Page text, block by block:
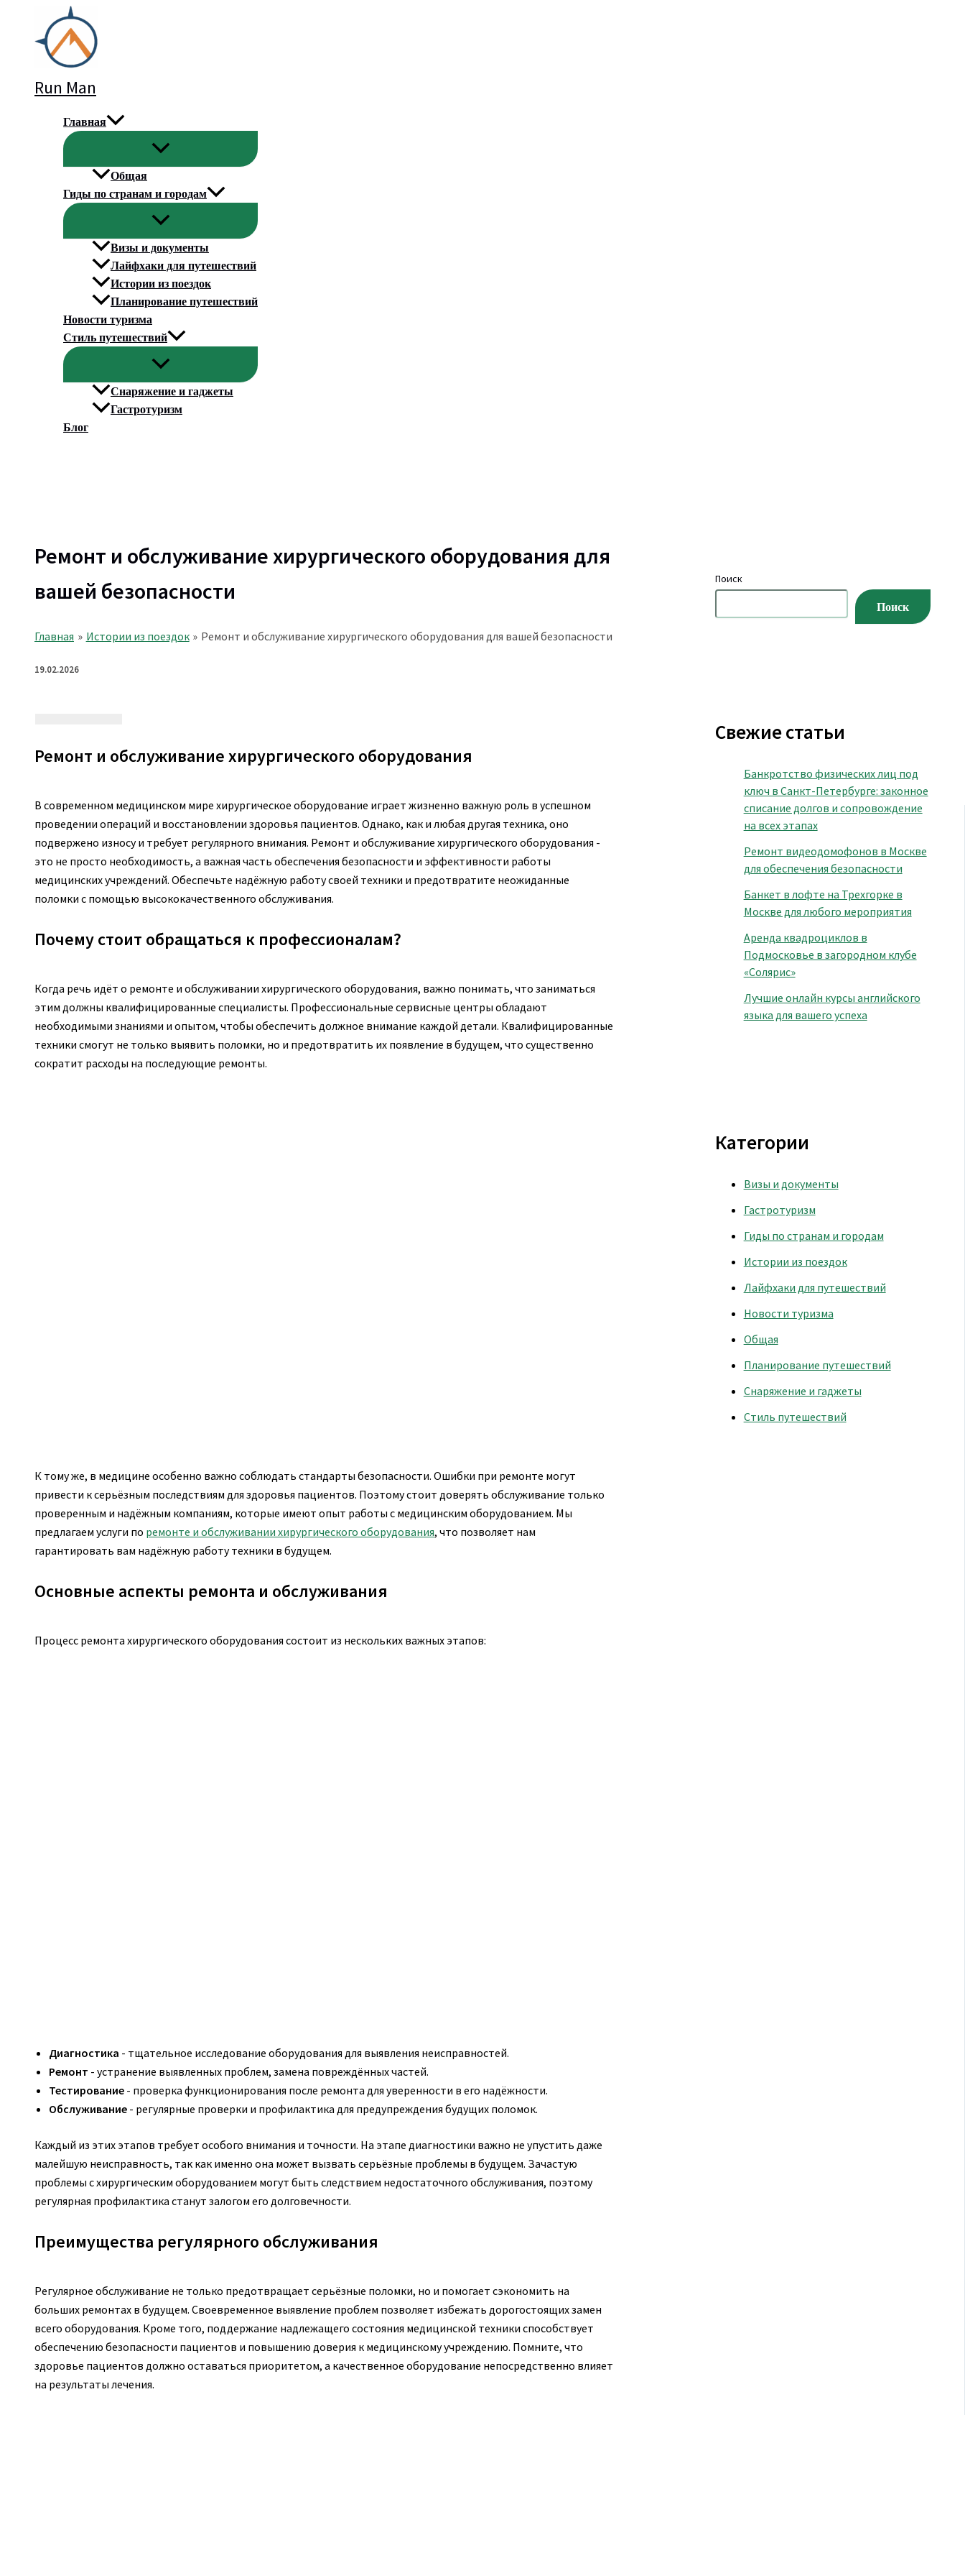
содержимому
Run Man
Главная
Общая
Гиды по странам и городам
Визы и документы
Лайфхаки для путешествий
Истории из поездок
Планирование путешествий
Новости туризма
Стиль путешествий
Снаряжение и гаджеты
Гастротуризм
Блог
Ремонт и обслуживание хирургического оборудования для
вашей безопасности
Главная Истории из поездок Ремонт и обслуживание хирургического оборудования для вашей безопасности
19.02.2026
Ремонт и обслуживание хирургического оборудования
В современном медицинском мире хирургическое оборудование играет жизненно важную роль в успешном
проведении операций и восстановлении здоровья пациентов. Однако, как и любая другая техника, оно
подвержено износу и требует регулярного внимания. Ремонт и обслуживание хирургического оборудования -
это не просто необходимость, а важная часть обеспечения безопасности и эффективности работы
медицинских учреждений. Обеспечьте надёжную работу своей техники и предотвратите неожиданные
поломки с помощью высококачественного обслуживания.
Почему стоит обращаться к профессионалам?
Когда речь идёт о ремонте и обслуживании хирургического оборудования, важно понимать, что заниматься
этим должны квалифицированные специалисты. Профессиональные сервисные центры обладают
необходимыми знаниями и опытом, чтобы обеспечить должное внимание каждой детали. Квалифицированные
техники смогут не только выявить поломки, но и предотвратить их появление в будущем, что существенно
сократит расходы на последующие ремонты.
К тому же, в медицине особенно важно соблюдать стандарты безопасности. Ошибки при ремонте могут
привести к серьёзным последствиям для здоровья пациентов. Поэтому стоит доверять обслуживание только
проверенным и надёжным компаниям, которые имеют опыт работы с медицинским оборудованием. Мы
предлагаем услуги по ремонте и обслуживании хирургического оборудования, что позволяет нам
гарантировать вам надёжную работу техники в будущем.
Основные аспекты ремонта и обслуживания
Процесс ремонта хирургического оборудования состоит из нескольких важных этапов:
Диагностика - тщательное исследование оборудования для выявления неисправностей.
Ремонт - устранение выявленных проблем, замена повреждённых частей.
Тестирование - проверка функционирования после ремонта для уверенности в его надёжности.
Обслуживание - регулярные проверки и профилактика для предупреждения будущих поломок.
Каждый из этих этапов требует особого внимания и точности. На этапе диагностики важно не упустить даже
малейшую неисправность, так как именно она может вызвать серьёзные проблемы в будущем. Зачастую
проблемы с хирургическим оборудованием могут быть следствием недостаточного обслуживания, поэтому
регулярная профилактика станут залогом его долговечности.
Преимущества регулярного обслуживания
Регулярное обслуживание не только предотвращает серьёзные поломки, но и помогает сэкономить на
больших ремонтах в будущем. Своевременное выявление проблем позволяет избежать дорогостоящих замен
всего оборудования. Кроме того, поддержание надлежащего состояния медицинской техники способствует
обеспечению безопасности пациентов и повышению доверия к медицинскому учреждению. Помните, что
здоровье пациентов должно оставаться приоритетом, а качественное оборудование непосредственно влияет
на результаты лечения.
Поиск
Поиск
Свежие статьи
Банкротство физических лиц под
ключ в Санкт-Петербурге: законное
списание долгов и сопровождение
на всех этапах
Ремонт видеодомофонов в Москве
для обеспечения безопасности
Банкет в лофте на Трехгорке в
Москве для любого мероприятия
Аренда квадроциклов в
Подмосковье в загородном клубе
«Солярис»
Лучшие онлайн курсы английского
языка для вашего успеха
Категории
Визы и документы
Гастротуризм
Гиды по странам и городам
Истории из поездок
Лайфхаки для путешествий
Новости туризма
Общая
Планирование путешествий
Снаряжение и гаджеты
Стиль путешествий